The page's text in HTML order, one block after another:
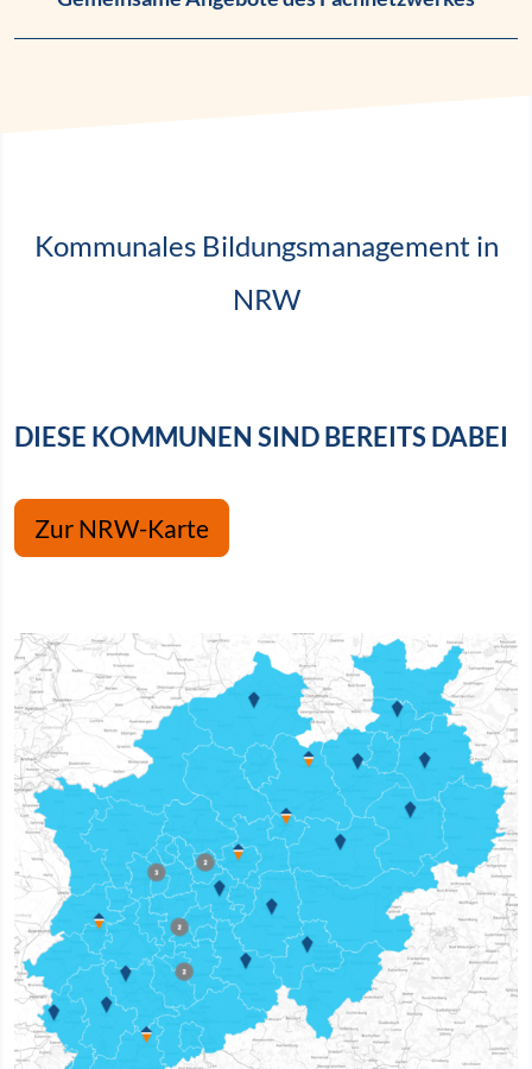
Kommunales Bildungsmanagement in
NRW
DIESE KOMMUNEN SIND BEREITS DABEI
Zur NRW-Karte